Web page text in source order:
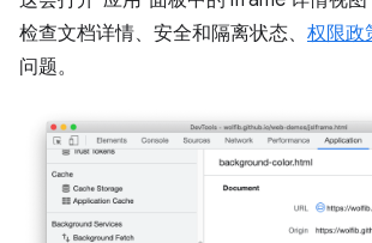
检查文档详情、安全和隔离状态、 权限政
问题。